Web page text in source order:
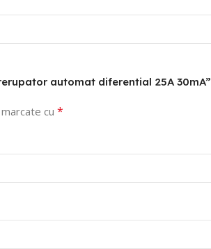
automat diferential 25A 30mA”
cu *